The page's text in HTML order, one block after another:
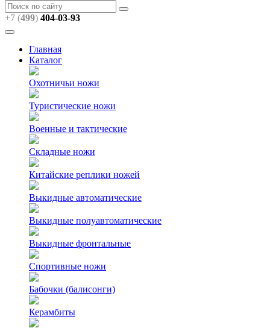
+7 (499) 404-03-93
Главная
Каталог
Охотничьи ножи
Туристические ножи
Военные и тактические
Складные ножи
Китайские реплики ножей
Выкидные автоматические
Выкидные полуавтоматические
Выкидные фронтальные
Спортивные ножи
Бабочки (балисонги)
Керамбиты